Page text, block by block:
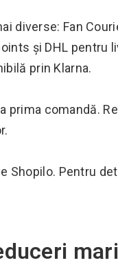
Fan
și DHL pentru
prin Klarna.
prima comandă.
Shopilo. Pentru